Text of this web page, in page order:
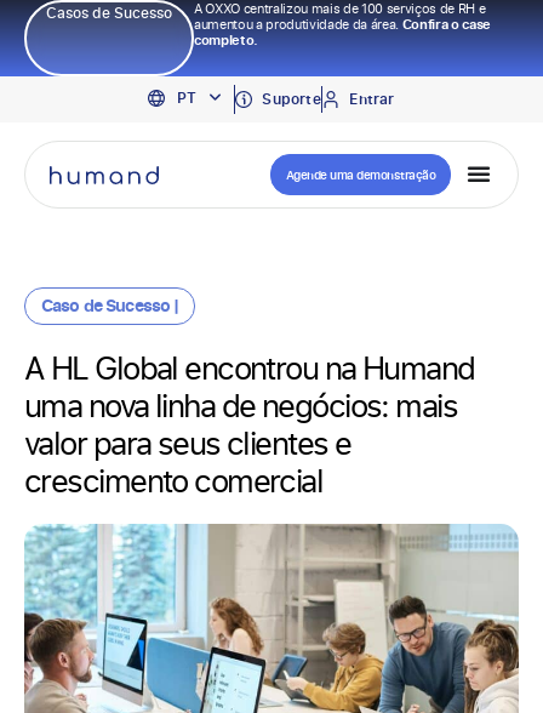
Casos de Sucesso
A OXXO centralizou mais de 100 serviços de RH e
aumentou a produtividade da área.Confira o case
completo.
PT
EN
ES
Suporte Entrar
Agende uma demonstração
Caso de Sucesso |
A HL Global encontrou na Humand
uma nova linha de negócios: mais
valor para seus clientes e
crescimento comercial